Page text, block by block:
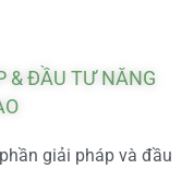
& ĐẦU TƯ NĂNG
giải pháp và đầu